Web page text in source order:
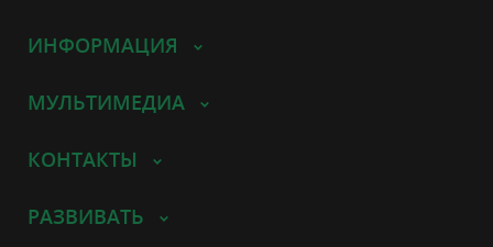
ИНФОРМАЦИЯ
МУЛЬТИМЕДИА
КОНТАКТЫ
РАЗВИВАТЬ